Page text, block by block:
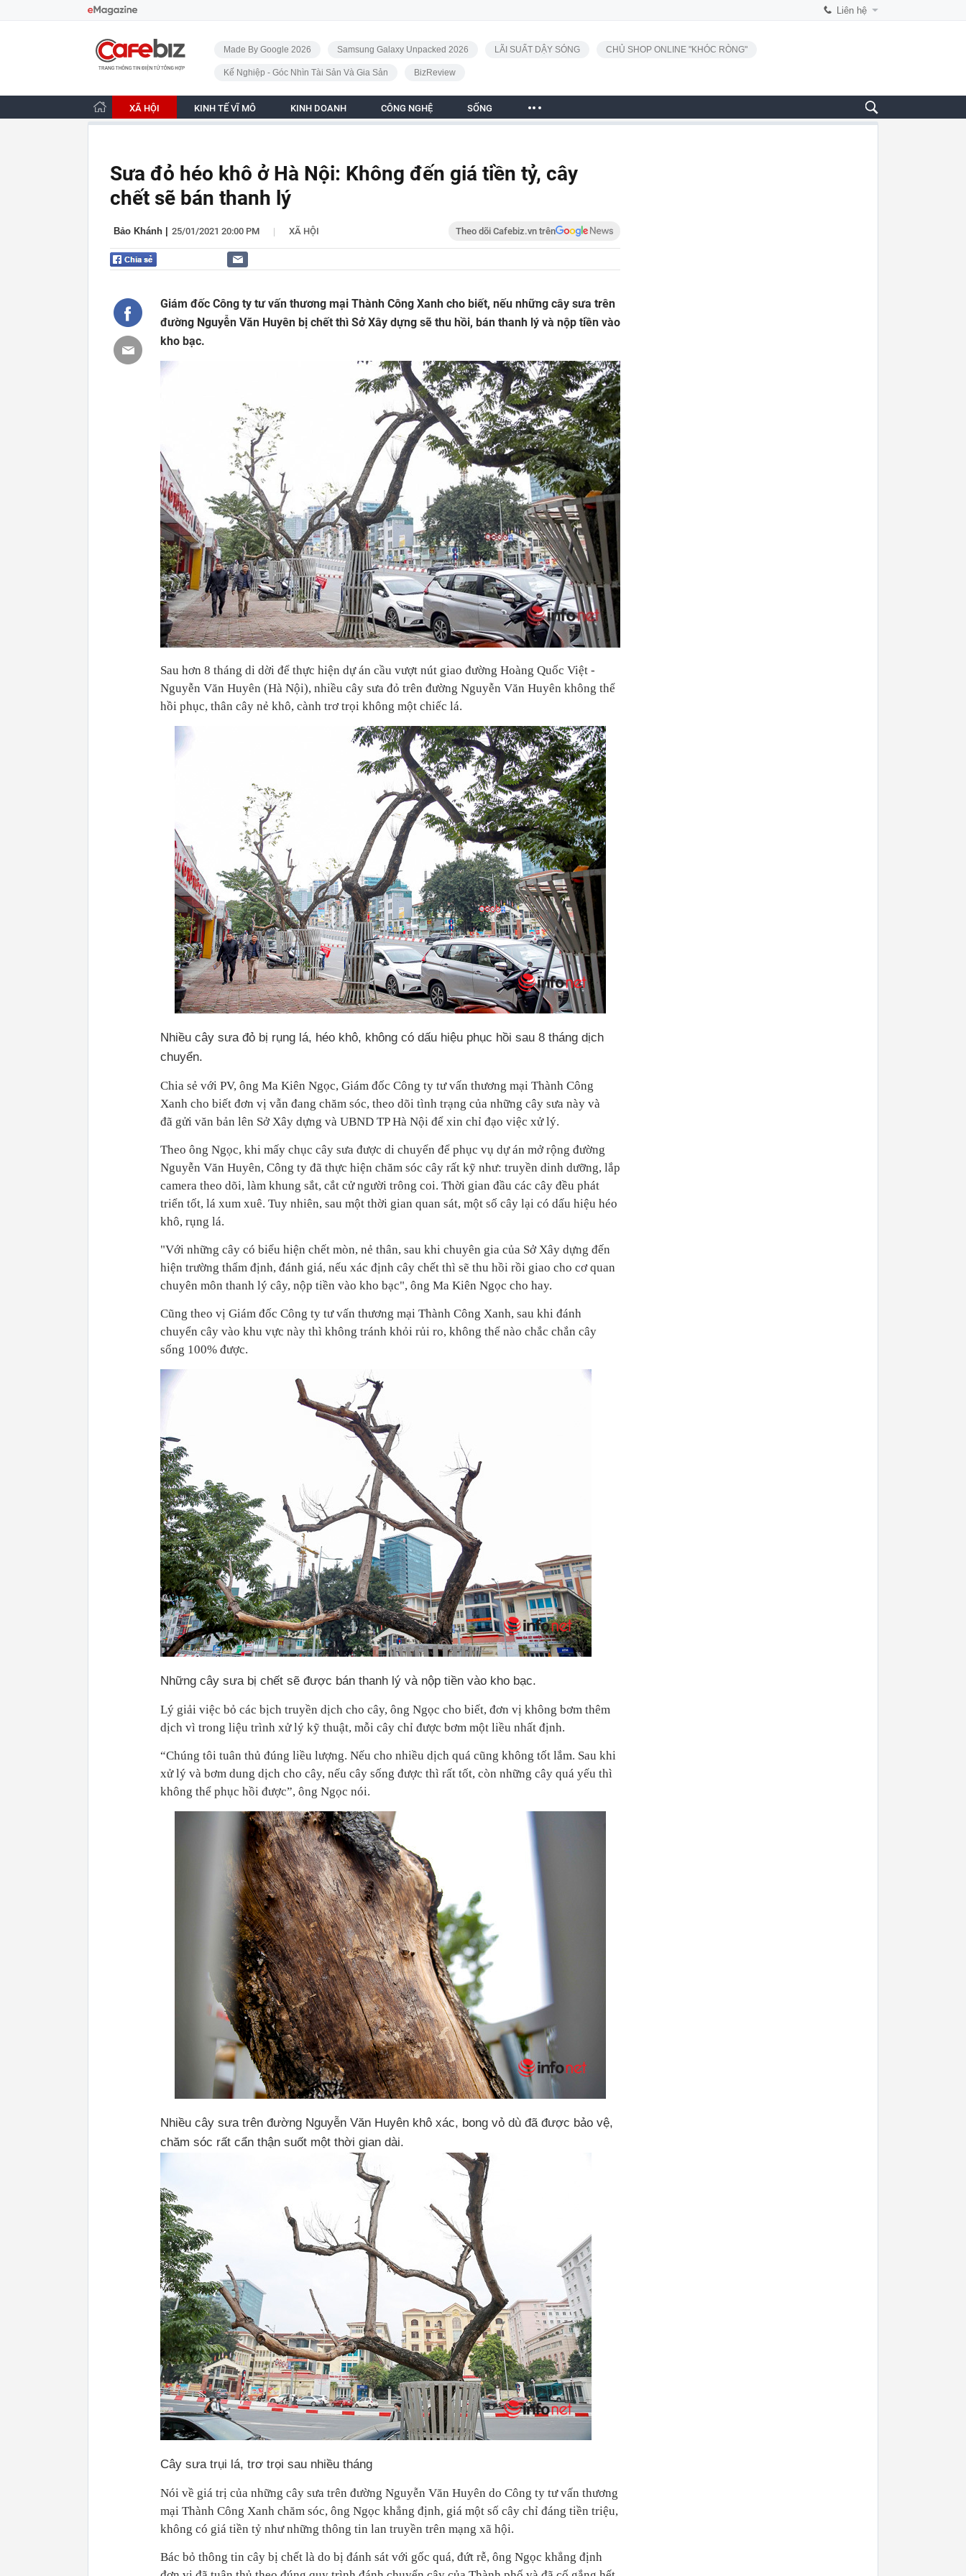
Liên hệ
CafeBiz - Trang chủ
Made By Google 2026 Samsung Galaxy Unpacked 2026 LÃI SUẤT DẬY SÓNG CHỦ SHOP ONLINE "KHÓC RÒNG"
Kế Nghiệp - Góc Nhìn Tài Sản Và Gia Sản BizReview
XÃ HỘI KINH TẾ VĨ MÔ KINH DOANH CÔNG NGHỆ SỐNG
Sưa đỏ héo khô ở Hà Nội: Không đến giá tiền tỷ, cây
chết sẽ bán thanh lý
Bảo Khánh 25/01/2021 20:00 PM | XÃ HỘI Theo dõi Cafebiz.vn trên
Giám đốc Công ty tư vấn thương mại Thành Công Xanh cho biết, nếu những cây sưa trên
đường Nguyễn Văn Huyên bị chết thì Sở Xây dựng sẽ thu hồi, bán thanh lý và nộp tiền vào
kho bạc.
Sau hơn 8 tháng di dời để thực hiện dự án cầu vượt nút giao đường Hoàng Quốc Việt -
Nguyễn Văn Huyên (Hà Nội), nhiều cây sưa đỏ trên đường Nguyễn Văn Huyên không thể
hồi phục, thân cây nẻ khô, cành trơ trọi không một chiếc lá.
Nhiều cây sưa đỏ bị rụng lá, héo khô, không có dấu hiệu phục hồi sau 8 tháng dịch
chuyển.
Chia sẻ với PV, ông Ma Kiên Ngọc, Giám đốc Công ty tư vấn thương mại Thành Công
Xanh cho biết đơn vị vẫn đang chăm sóc, theo dõi tình trạng của những cây sưa này và
đã gửi văn bản lên Sở Xây dựng và UBND TP Hà Nội để xin chỉ đạo việc xử lý.
Theo ông Ngọc, khi mấy chục cây sưa được di chuyển để phục vụ dự án mở rộng đường
Nguyễn Văn Huyên, Công ty đã thực hiện chăm sóc cây rất kỹ như: truyền dinh dưỡng, lắp
camera theo dõi, làm khung sắt, cắt cử người trông coi. Thời gian đầu các cây đều phát
triển tốt, lá xum xuê. Tuy nhiên, sau một thời gian quan sát, một số cây lại có dấu hiệu héo
khô, rụng lá.
"Với những cây có biểu hiện chết mòn, nẻ thân, sau khi chuyên gia của Sở Xây dựng đến
hiện trường thẩm định, đánh giá, nếu xác định cây chết thì sẽ thu hồi rồi giao cho cơ quan
chuyên môn thanh lý cây, nộp tiền vào kho bạc", ông Ma Kiên Ngọc cho hay.
Cũng theo vị Giám đốc Công ty tư vấn thương mại Thành Công Xanh, sau khi đánh
chuyển cây vào khu vực này thì không tránh khỏi rủi ro, không thể nào chắc chắn cây
sống 100% được.
Những cây sưa bị chết sẽ được bán thanh lý và nộp tiền vào kho bạc.
Lý giải việc bỏ các bịch truyền dịch cho cây, ông Ngọc cho biết, đơn vị không bơm thêm
dịch vì trong liệu trình xử lý kỹ thuật, mỗi cây chỉ được bơm một liều nhất định.
“Chúng tôi tuân thủ đúng liều lượng. Nếu cho nhiều dịch quá cũng không tốt lắm. Sau khi
xử lý và bơm dung dịch cho cây, nếu cây sống được thì rất tốt, còn những cây quá yếu thì
không thể phục hồi được”, ông Ngọc nói.
Nhiều cây sưa trên đường Nguyễn Văn Huyên khô xác, bong vỏ dù đã được bảo vệ,
chăm sóc rất cẩn thận suốt một thời gian dài.
Cây sưa trụi lá, trơ trọi sau nhiều tháng
Nói về giá trị của những cây sưa trên đường Nguyễn Văn Huyên do Công ty tư vấn thương
mại Thành Công Xanh chăm sóc, ông Ngọc khẳng định, giá một số cây chỉ đáng tiền triệu,
không có giá tiền tỷ như những thông tin lan truyền trên mạng xã hội.
Bác bỏ thông tin cây bị chết là do bị đánh sát với gốc quá, đứt rễ, ông Ngọc khẳng định